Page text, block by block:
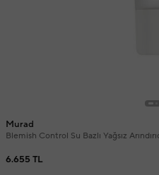
Murad
Blemish Control Su Bazlı Yağsız
6.655 TL